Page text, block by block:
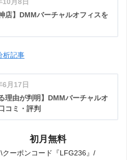
10月8日
店】DMMバーチャルオフィスを
析記事
6月17日
理由が判明】DMMバーチャルオ
コミ・評判
初月無料
\クーポンコード『LFG236』/